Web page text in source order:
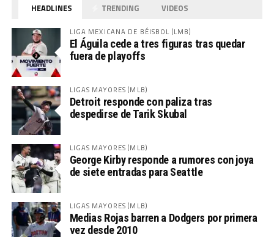
HEADLINES TRENDING VIDEOS
LIGA MEXICANA DE BÉISBOL (LMB)
El Águila cede a tres figuras tras quedar
fuera de playoffs
LIGAS MAYORES (MLB)
Detroit responde con paliza tras
despedirse de Tarik Skubal
LIGAS MAYORES (MLB)
George Kirby responde a rumores con joya
de siete entradas para Seattle
LIGAS MAYORES (MLB)
Medias Rojas barren a Dodgers por primera
vez desde 2010